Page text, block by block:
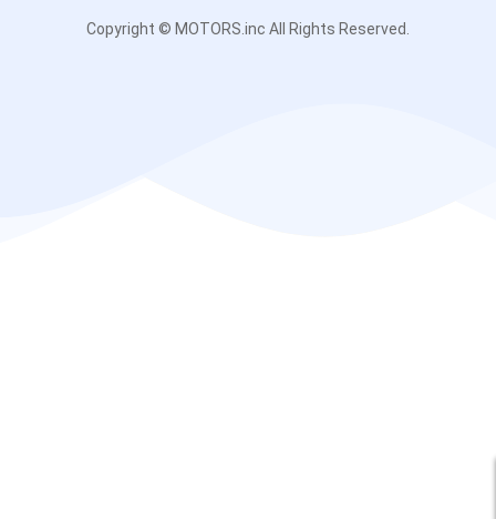
Copyright © MOTORS.inc All Rights Reserved.